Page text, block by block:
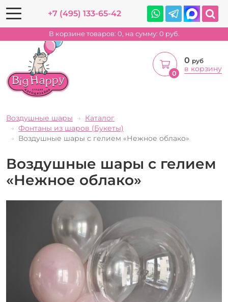
+7 (495) 133-65-42
В корзине товаров: 0, на сумму: 0 руб.
0
0 руб
в корзину
Воздушные шары
Каталог
Фонтаны из шаров (Букеты)
Воздушные шары с гелием «Нежное облако»
Воздушные шары с гелием
«Нежное облако»